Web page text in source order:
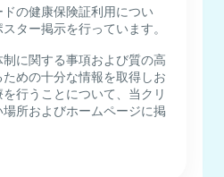
の健康保険証利用につい
ター掲示を行っています。
に関する事項および質の高
めの十分な情報を取得しお
行うことについて、当クリ
所およびホームページに掲